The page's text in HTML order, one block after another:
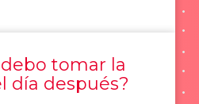
tomar la
día después?